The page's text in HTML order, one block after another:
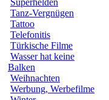
Superhelden
Tanz-Vergnügen
Tattoo
Telefonitis
Türkische Filme
Wasser hat keine
Balken
Weihnachten
Werbung, Werbefilme